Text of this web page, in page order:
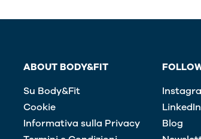
ABOUT BODY&FIT
Su Body&Fit
Cookie
Informativa sulla Privacy
LinkedIn
Blog